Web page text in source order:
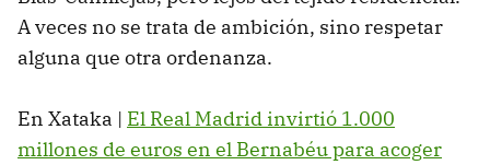
A veces no se trata de ambición, sino respetar
alguna que otra ordenanza.
En Xataka | El Real Madrid invirtió 1.000
millones de euros en el Bernabéu para acoger